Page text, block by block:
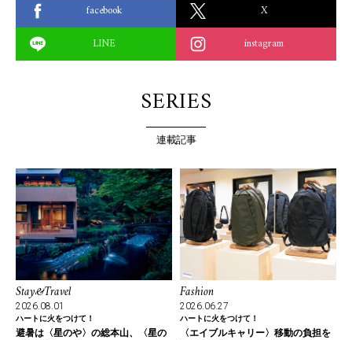
facebook
X
LINE
instagram
SERIES
連載記事
Stay&Travel
2026.08.01
ハートに火をつけて！
避暑は〈星のや〉の総本山、〈星の
Fashion
2026.06.27
ハートに火をつけて！
〈エイブルキャリー〉移動の負担を